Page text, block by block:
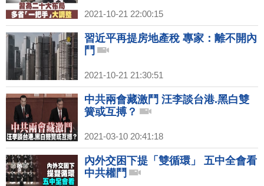
2021-10-21 22:00:15
習近平再提房地產稅 專家：離不開內
鬥
2021-10-21 21:30:51
中共兩會藏激鬥 汪李談台港.黑白雙
簧或互搏？
2021-03-10 20:41:18
內外交困下提「雙循環」 五中全會看
中共權鬥